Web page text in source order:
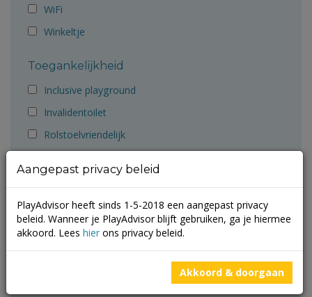
WiFi
Winkeltje
Toegankelijkheid
Inclusive playground
Invalidentoilet
Rolstoelvriendelijk
Aanbevolen door
Ballorig
Cruyff Foundation
Aangepast privacy beleid
PlayAdvisor heeft sinds 1-5-2018 een aangepast privacy
beleid. Wanneer je PlayAdvisor blijft gebruiken, ga je hiermee
akkoord. Lees hier ons privacy beleid.
Akkoord & doorgaan